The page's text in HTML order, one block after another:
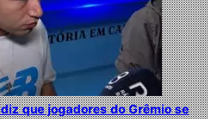
que jogadores do Grêmio se